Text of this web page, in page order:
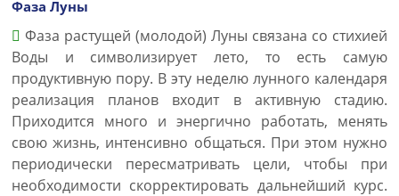
Фаза Луны
Фаза растущей (молодой) Луны связана со стихией
Воды и символизирует лето, то есть самую
продуктивную пору. В эту неделю лунного календаря
реализация планов входит в активную стадию.
Приходится много и энергично работать, менять
свою жизнь, интенсивно общаться. При этом нужно
периодически пересматривать цели, чтобы при
необходимости скорректировать дальнейший курс.